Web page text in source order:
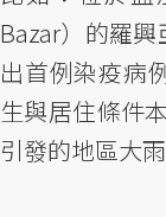
Bazar）的羅
出首例染疫病
生與居住條件
引發的地區大